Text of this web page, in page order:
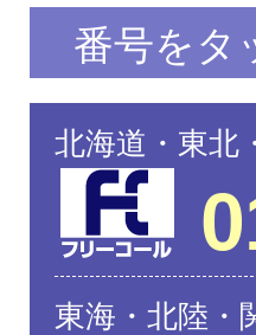
番号をタ
北海道・東北
東海・北陸・